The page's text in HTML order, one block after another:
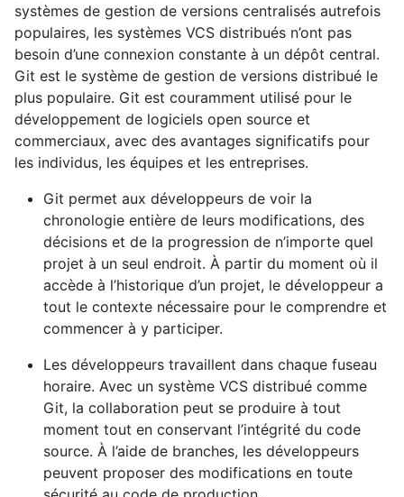
systèmes de gestion de versions centralisés autrefois
populaires, les systèmes VCS distribués n’ont pas
besoin d’une connexion constante à un dépôt central.
Git est le système de gestion de versions distribué le
plus populaire. Git est couramment utilisé pour le
développement de logiciels open source et
commerciaux, avec des avantages significatifs pour
les individus, les équipes et les entreprises.
Git permet aux développeurs de voir la
chronologie entière de leurs modifications, des
décisions et de la progression de n’importe quel
projet à un seul endroit. À partir du moment où il
accède à l’historique d’un projet, le développeur a
tout le contexte nécessaire pour le comprendre et
commencer à y participer.
Les développeurs travaillent dans chaque fuseau
horaire. Avec un système VCS distribué comme
Git, la collaboration peut se produire à tout
moment tout en conservant l’intégrité du code
source. À l’aide de branches, les développeurs
peuvent proposer des modifications en toute